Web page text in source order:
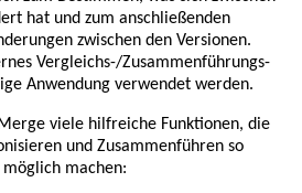
hat und zum anschließenden
zwischen den Versionen.
Vergleichs-/Zusammenführungs-
Anwendung verwendet werden.
viele hilfreiche Funktionen, die
und Zusammenführen so
machen: